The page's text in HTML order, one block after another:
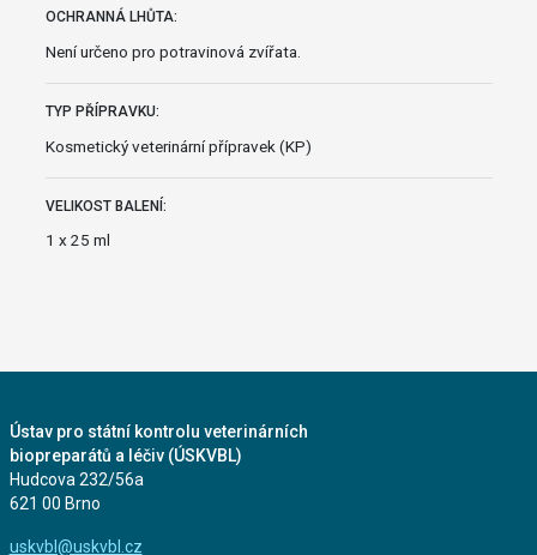
OCHRANNÁ LHŮTA:
Není určeno pro potravinová zvířata.
TYP PŘÍPRAVKU:
Kosmetický veterinární přípravek (KP)
VELIKOST BALENÍ:
1 x 25 ml
Ústav pro státní kontrolu veterinárních
biopreparátů a léčiv (ÚSKVBL)
Hudcova 232/56a
621 00 Brno
uskvbl@uskvbl.cz